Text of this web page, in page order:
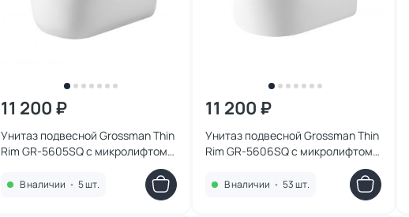
11 200 ₽
Унитаз подвесной Grossman Thin
Rim GR-5605SQ с микролифтом,
В наличии • 5 шт.
11 200 ₽
Унитаз подвесной Grossman Thin
Rim GR-5606SQ с микролифтом,
В наличии • 53 шт.